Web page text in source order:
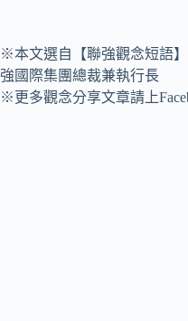
※本文選自【聯強觀念短語
強國際集團總裁兼執行長
※更多觀念分享文章請上